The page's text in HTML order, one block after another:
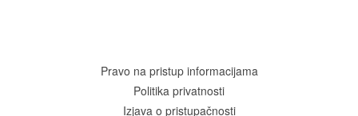
Pravo na pristup informacijama
Politika privatnosti
Izjava o pristupačnosti